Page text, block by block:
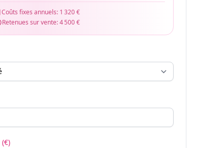
Coûts fixes annuels: 1 320 €
Retenues sur vente:4 500 €
(€)